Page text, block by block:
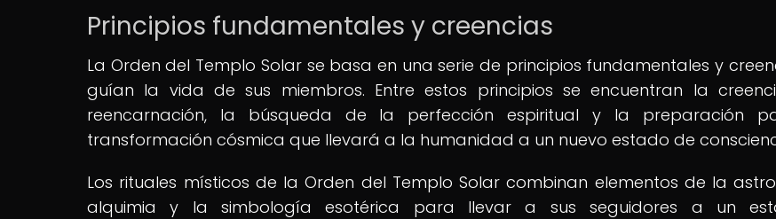
Principios fundamentales y creencias
La Orden del Templo Solar se basa en una serie de principios fundamentales y
guían la vida de sus miembros. Entre estos principios se encuentran la
reencarnación, la búsqueda de la perfección espiritual y la preparación
transformación cósmica que llevará a la humanidad a un nuevo estado de
Los rituales místicos de la Orden del Templo Solar combinan elementos de la
alquimia y la simbología esotérica para llevar a sus seguidores a un